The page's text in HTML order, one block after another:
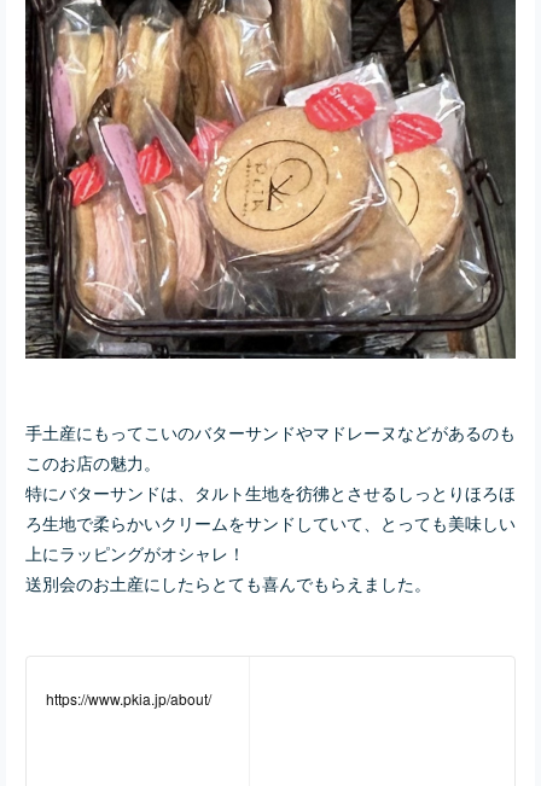
手土産にもってこいのバターサンドやマドレーヌなどがあるのも
このお店の魅力。
特にバターサンドは、タルト生地を彷彿とさせるしっとりほろほ
ろ生地で柔らかいクリームをサンドしていて、とっても美味しい
上にラッピングがオシャレ！
送別会のお土産にしたらとても喜んでもらえました。
https://www.pkia.jp/about/